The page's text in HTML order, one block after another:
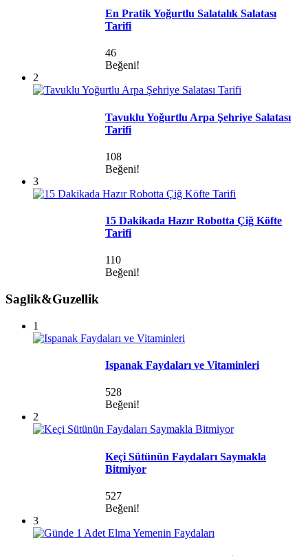
En Pratik Yoğurtlu Salatalık Salatası
Tarifi
46
Beğeni!
2
Tavuklu Yoğurtlu Arpa Şehriye Salatası
Tarifi
108
Beğeni!
3
15 Dakikada Hazır Robotta Çiğ Köfte
Tarifi
110
Beğeni!
Saglik&Guzellik
1
Ispanak Faydaları ve Vitaminleri
528
Beğeni!
2
Keçi Sütünün Faydaları Saymakla
Bitmiyor
527
Beğeni!
3